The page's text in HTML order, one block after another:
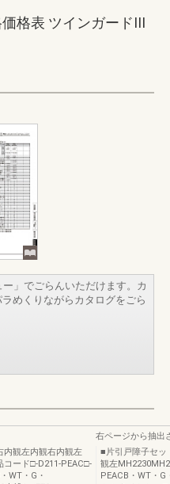
格表 ツインガードIII
」でごらんいただけます。カ
めくりながらカタログをごら
内観左内観右内観左
ード□-D211-PEAC□-
WT・G・
右ページから抽出
■片引戸障子セッ
観左
PEACB・WT・